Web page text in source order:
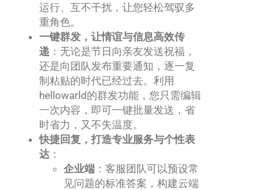
运行、互不干扰，让您轻松驾驭多
重角色。
一键群发，让情谊与信息高效传
递 ：无论是节日向亲友发送祝福，
还是向团队发布重要通知，逐一复
制粘贴的时代已经过去。利用
hellowarld的群发功能，您只需编辑
一次内容，即可一键批量发送，省
时省力，又不失温度。
快捷回复，打造专业服务与个性表
达 ：
企业端 ：客服团队可以预设常
见问题的标准答案，构建云端